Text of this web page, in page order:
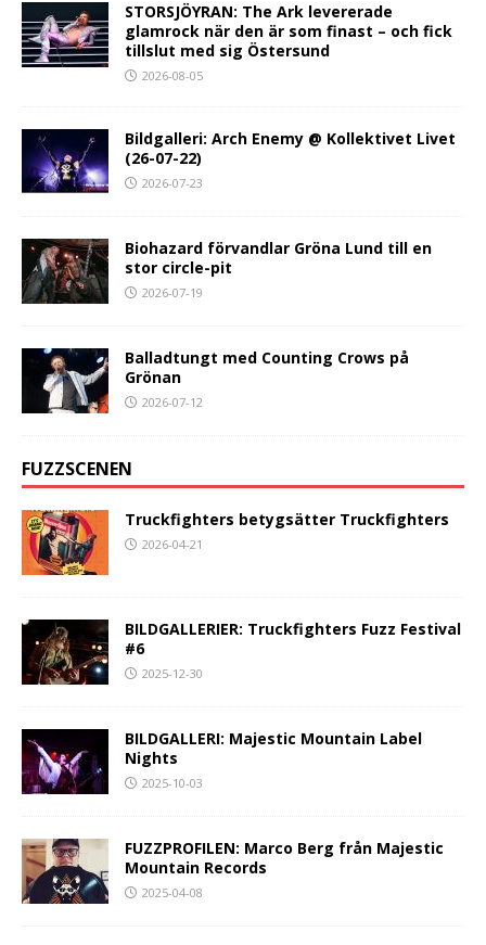
STORSJÖYRAN: The Ark levererade
glamrock när den är som finast – och fick
tillslut med sig Östersund
2026-08-05
Bildgalleri: Arch Enemy @ Kollektivet Livet
(26-07-22)
2026-07-23
Biohazard förvandlar Gröna Lund till en
stor circle-pit
2026-07-19
Balladtungt med Counting Crows på
Grönan
2026-07-12
FUZZSCENEN
Truckfighters betygsätter Truckfighters
2026-04-21
BILDGALLERIER: Truckfighters Fuzz Festival
#6
2025-12-30
BILDGALLERI: Majestic Mountain Label
Nights
2025-10-03
FUZZPROFILEN: Marco Berg från Majestic
Mountain Records
2025-04-08